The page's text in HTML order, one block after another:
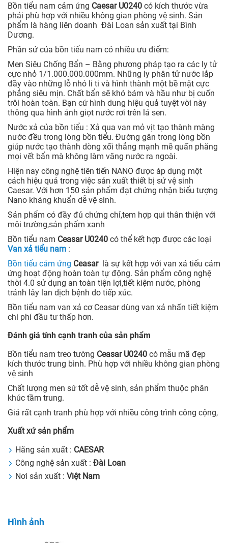
Bồn tiểu nam cảm ứng Caesar U0240 có kích thước vừa
phải phù hợp với nhiều không gian phòng vệ sinh. Sản
phẩm là hàng liên doanh Đài Loan sản xuất tại Bình
Dương.
Phần sứ của bồn tiểu nam có nhiều ưu điểm:
Men Siêu Chống Bẩn – Bằng phương pháp tạo ra các ly tử
cực nhỏ 1/1.000.000.000mm. Những ly phân tử nước lắp
đầy vào những lỗ nhỏ li ti và hình thành một bề mặt cực
phẳng siêu mịn. Chất bẩn sẽ khó bám và hầu như bị cuốn
trôi hoàn toàn. Bạn cứ hình dung hiệu quả tuyệt vời này
thông qua hình ảnh giọt nước rơi trên lá sen.
Nước xả của bồn tiểu : Xả qua van mỏ vịt tạo thành màng
nước đều trong lòng bồn tiểu. Đường gân trong lòng bồn
giúp nước tạo thành dòng xối thẳng mạnh mẽ quấn phăng
mọi vết bẩn mà không làm văng nước ra ngoài.
Hiện nay công nghệ tiên tiến NANO được áp dụng một
cách hiệu quả trong việc sản xuất thiết bị sứ vệ sinh
Caesar. Với hơn 150 sản phẩm đạt chứng nhận biểu tượng
Nano kháng khuẩn dễ vệ sinh.
Sản phẩm có đầy đủ chứng chỉ,tem hợp qui thân thiện với
môi trường,sản phẩm xanh
Bồn tiểu nam Ceasar U0240 có thể kết hợp được các loại
Van xả tiểu nam :
Bồn tiểu cảm ứng Ceasar
là sự kết hợp với van xả tiểu cảm
ứng hoạt động hoàn toàn tự động. Sản phẩm công nghệ
thời 4.0 sử dụng an toàn tiện lợi,tiết kiệm nước, phòng
tránh lây lan dịch bệnh do tiếp xúc.
Bồn tiểu nam van xả cơ Ceasar dùng van xả nhấn tiết kiệm
chi phí đầu tư thấp hơn.
Đánh giá tính cạnh tranh của sản phẩm
Bồn tiểu nam treo tường Ceasar U0240 có mẫu mã đẹp
kích thước trung bình. Phù hợp với nhiều không gian phòng
vệ sinh
Chất lượng men sứ tốt dễ vệ sinh, sản phẩm thuộc phân
khúc tầm trung.
Giá rất cạnh tranh phù hợp với nhiều công trình công cộng,
Xuất xứ sản phẩm
Hãng sản xuất : CAESAR
Công nghệ sản xuất : Đài Loan
Nơi sản xuất : Việt Nam
Hình ảnh